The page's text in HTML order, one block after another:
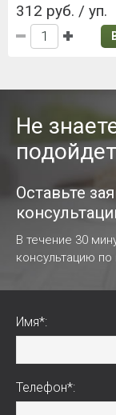
312 руб. / уп.
Не
Оставьте
В течение 30
консультацию
Имя*:
Телефон*: